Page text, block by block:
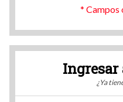
*
Ingresar
¿Ya